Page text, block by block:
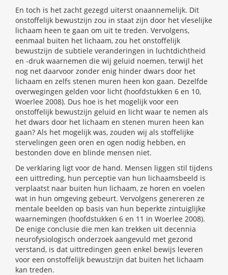
En toch is het zacht gezegd uiterst onaannemelijk. Dit
onstoffelijk bewustzijn zou in staat zijn door het vleselijke
lichaam heen te gaan om uit te treden. Vervolgens,
eenmaal buiten het lichaam, zou het onstoffelijk
bewustzijn de subtiele veranderingen in luchtdichtheid
en -druk waarnemen die wij geluid noemen, terwijl het
nog net daarvoor zonder enig hinder dwars door het
lichaam en zelfs stenen muren heen kon gaan. Dezelfde
overwegingen gelden voor licht (hoofdstukken 6 en 10,
Woerlee 2008). Dus hoe is het mogelijk voor een
onstoffelijk bewustzijn geluid en licht waar te nemen als
het dwars door het lichaam en stenen muren heen kan
gaan? Als het mogelijk was, zouden wij als stoffelijke
stervelingen geen oren en ogen nodig hebben, en
bestonden dove en blinde mensen niet.
De verklaring ligt voor de hand. Mensen liggen stil tijdens
een uittreding, hun perceptie van hun lichaamsbeeld is
verplaatst naar buiten hun lichaam, ze horen en voelen
wat in hun omgeving gebeurt. Vervolgens genereren ze
mentale beelden op basis van hun beperkte zintuiglijke
waarnemingen (hoofdstukken 6 en 11 in Woerlee 2008).
De enige conclusie die men kan trekken uit decennia
neurofysiologisch onderzoek aangevuld met gezond
verstand, is dat uittredingen geen enkel bewijs leveren
voor een onstoffelijk bewustzijn dat buiten het lichaam
kan treden.